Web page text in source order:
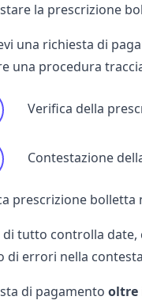
la prescrizione
una richiesta di
una procedura
Verifica della
Contestazione
prescrizione bolletta
di tutto controlla date,
di errori nella
di pagamento oltre